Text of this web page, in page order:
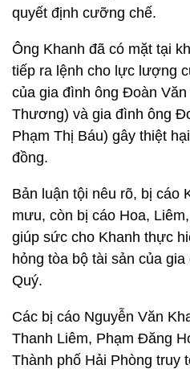
quyết định cưỡng chế.
Ông Khanh đã có mặt tại
tiếp ra lệnh cho lực lượng
của gia đình ông Đoàn
Thương) và gia đình ông
Phạm Thị Báu) gây thiệt
đồng.
Bản luận tội nêu rõ, bị cáo
mưu, còn bị cáo Hoa,
giúp sức cho Khanh thực
hỏng tòa bộ tài sản của
Quý.
Các bị cáo Nguyễn Văn
Thanh Liêm, Phạm Đăng
Thành phố Hải Phòng truy